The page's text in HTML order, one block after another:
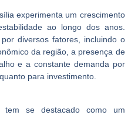
experimenta um crescimento
ao longo dos anos.
diversos fatores, incluindo o
da região, a presença de
e a constante demanda por
para investimento.
se destacado como um